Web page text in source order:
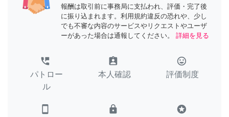
報酬は取引前に事務局に支払われ、評価・完了後
に振り込まれます。利用規約違反の恐れや、少し
でも不審な内容のサービスやリクエストやユーザ
ーがあった場合は通報してください。
詳細を見る
perm_phone_msg
パトロー
ル
assignment_ind
本人確認
tag_faces
評価制度
smartphone lock stars